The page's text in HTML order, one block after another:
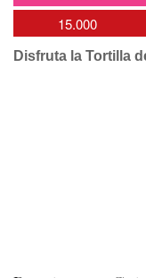
15.000
Disfruta la Tortilla